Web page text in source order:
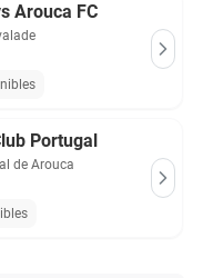
Arouca FC
Portugal
de Arouca